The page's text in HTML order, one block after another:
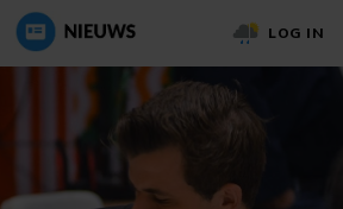
LOG IN